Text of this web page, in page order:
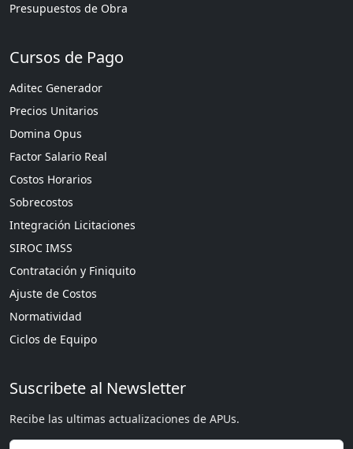
Presupuestos de Obra
Cursos de Pago
Aditec Generador
Precios Unitarios
Domina Opus
Factor Salario Real
Costos Horarios
Sobrecostos
Integración Licitaciones
SIROC IMSS
Contratación y Finiquito
Ajuste de Costos
Normatividad
Ciclos de Equipo
Suscribete al Newsletter
Recibe las ultimas actualizaciones de APUs.